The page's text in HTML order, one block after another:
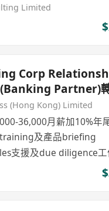
Limited
Corp
Partner)
(Hong Kong) Limited
36,000月薪加10%年
及產品briefing
支援及due diligence工